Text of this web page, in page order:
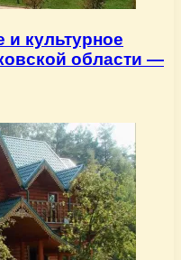
и культурное
области —